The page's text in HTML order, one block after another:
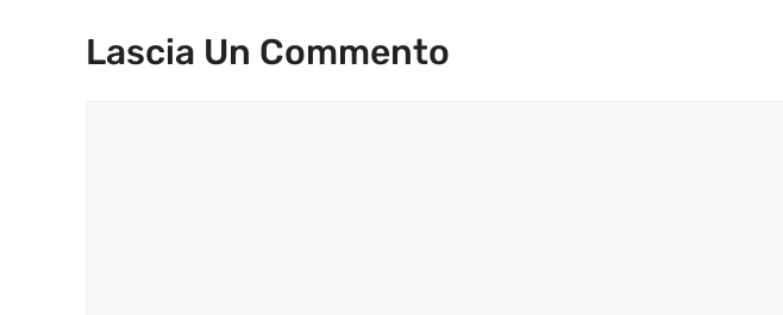
Lascia Un Commento